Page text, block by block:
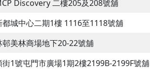
Discovery 二樓205及208號舖
都城中心二期1樓 1116至1118號舖
美林商場地下20-22號舖
1號屯門市廣場1期2樓2199B-2199F號舖